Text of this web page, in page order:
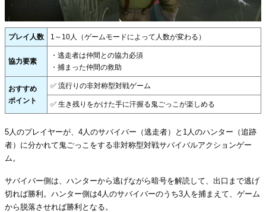
プレイ人数 1～10人（ゲームモードによって人数が変わる）
協力要素
・逃走者は仲間との協力必須
・捕まった仲間の救助
おすすめ
ポイント
✅ 流行りの非対称型対戦ゲーム
✅ 生き残りをかけた手に汗握る鬼ごっこが楽しめる
5人のプレイヤーが、4人のサバイバー（逃走者）と1人のハンター（追跡
者）に分かれて鬼ごっこをする非対称型対戦サバイバルアクションゲー
ム。
サバイバー側は、ハンターから逃げながら暗号を解読して、出口まで逃げ
切れば勝利。ハンター側は4人のサバイバーのうち3人を捕まえて、ゲーム
から脱落させれば勝利となる。